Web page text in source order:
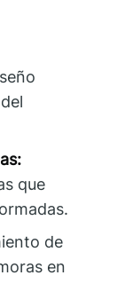
que
de
en